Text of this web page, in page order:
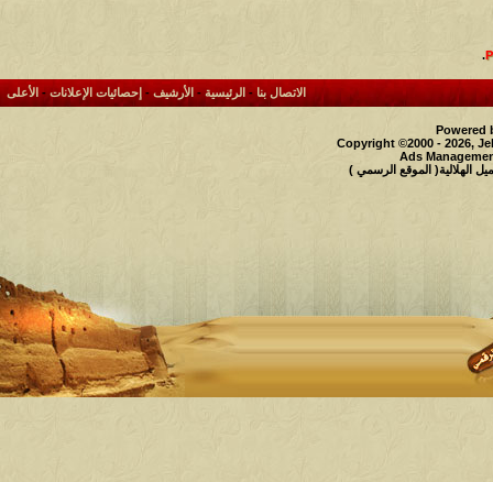
.
الاتصال بنا- الرئيسية-الأرشيف- إحصائيات الإعلانات- الأعلى
Powered
Copyright ©2000 - 2026,
Ads
الهلالية( الموقع الرسمي )